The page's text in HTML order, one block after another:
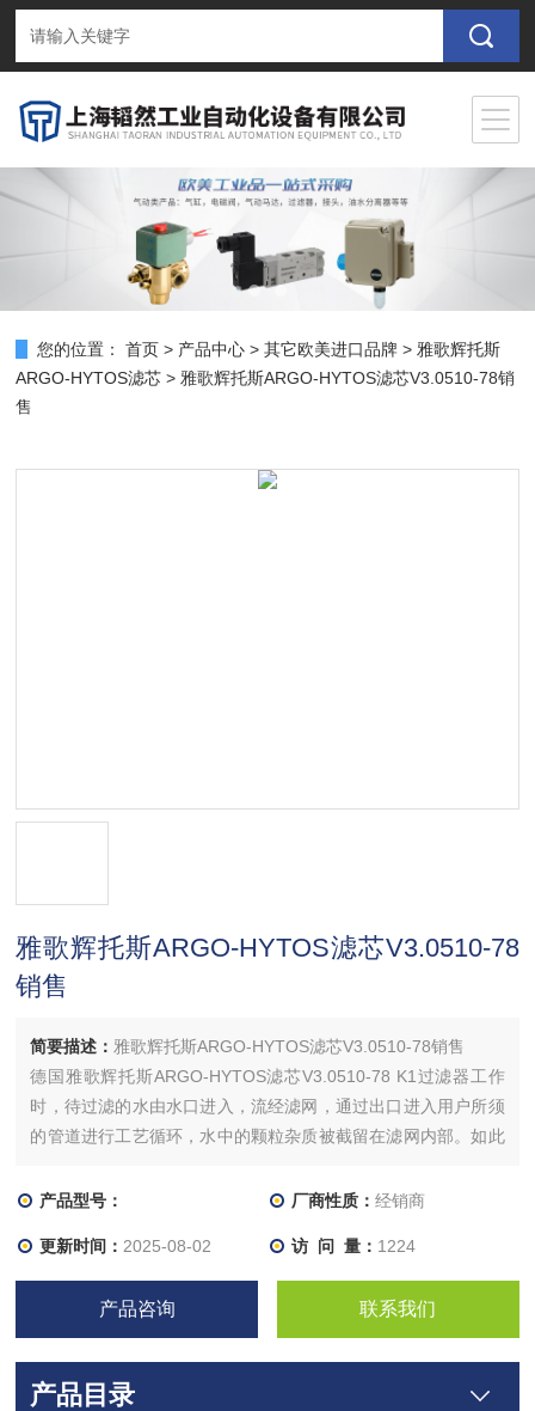
您的位置： 首页 > 产品中心 >其它欧美进口品牌 > ​雅歌辉托斯
ARGO-HYTOS滤芯 > 雅歌辉托斯ARGO-HYTOS滤芯V3.0510-78销
售
雅歌辉托斯ARGO-HYTOS滤芯V3.0510-78
销售
简要描述： 雅歌辉托斯ARGO-HYTOS滤芯V3.0510-78销售
德国雅歌辉托斯ARGO-HYTOS滤芯V3.0510-78 K1过滤器工作
时，待过滤的水由水口进入，流经滤网，通过出口进入用户所须
的管道进行工艺循环，水中的颗粒杂质被截留在滤网内部。如此
而进口的污水仍源源不断地进入，滤孔会越来越小，由此在进、
产品型号： 厂商性质： 经销商
更新时间： 2025-08-02 访 问 量： 1224
产品咨询 联系我们
产品目录